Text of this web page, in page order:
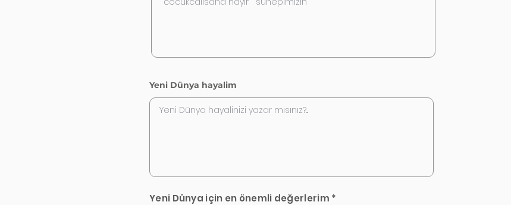
Yeni Dünya hayalim
Yeni Dünya için en önemli değerlerim *